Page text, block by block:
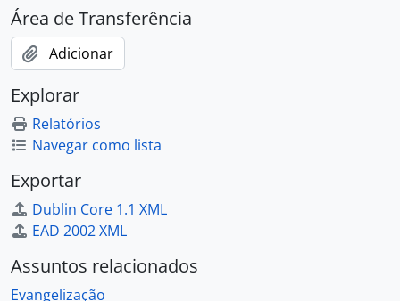
Área de Transferência
Adicionar
Explorar
Relatórios
Navegar como lista
Exportar
Dublin Core 1.1 XML
EAD 2002 XML
Assuntos relacionados
Evangelização